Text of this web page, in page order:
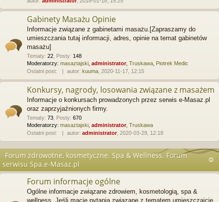
Gabinety Masażu Opinie
Informacje związane z gabinetami masażu.[Zapraszamy do
umieszczania tutaj informacji, adres, opinie na temat gabinetów
masażu]
Tematy: 22 Posty: 148
Moderatorzy: masaztajski administrator, Truskawa Piotrek Medic
Ostatni post:
autor: kuuma , 2020-11-17, 12:15
Konkursy, nagrody, losowania związane z masażem
Informacje o konkursach prowadzonych przez serwis e-Masaz.pl
oraz zaprzyjaźnionych firmy.
Tematy: 73 Posty: 670
Moderatorzy: masaztajski administrator, Truskawa
Ostatni post:
autor: administrator, 2020-03-29, 12:18
Forum zdrowotne, kosmetyczne. Spa & Wellness. Forum
serwisu Spa.e-Masaz.pl
Forum informacje ogólne
Ogólne informacje związane zdrowiem, kosmetologią, spa &
wellness. Jeśli macie pytania związane z tematem umieszczajcie